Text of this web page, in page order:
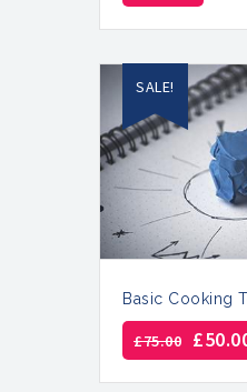
SALE!
Basic Cooking
£75.00 £